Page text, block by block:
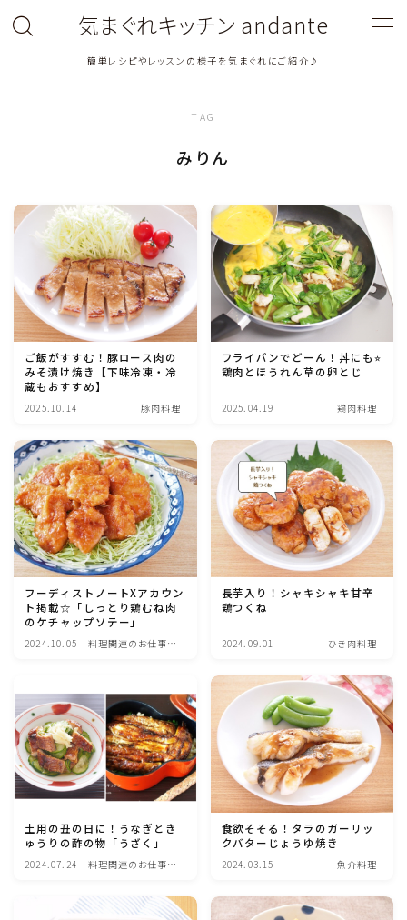
気まぐれキッチン andante
簡単レシピやレッスンの様子を気まぐれにご紹介♪
鶏肉料理
豚肉料理
牛肉料理
ひき肉料理
卵料理
野菜料理(ブロッコリー・カリフラワー・パプリカ・菜
の花・その他)
野菜料理(きゅうり・なす・トマト・ピーマン・かぼち
ゃ・ゴーヤ)
野菜料理(キャベツ・白菜・ほうれん草・レタス・小松
野菜料理(ズッキーニ・コーン・いんげん・そら豆・え
んどう・オクラ)
野菜料理(玉ねぎ・ねぎ・アボカド・青梗菜・セロリ・
アスパラガス)
TAG
みりん
ご飯がすすむ！豚ロース肉の
みそ漬け焼き【下味冷凍・冷
蔵もおすすめ】
2025.10.14 豚肉料理
フライパンでどーん！丼にも⭐︎
鶏肉とほうれん草の卵とじ
2025.04.19 鶏肉料理
フーディストノートXアカウン
ト掲載☆「しっとり鶏むね肉
のケチャップソテー」
2024.10.05
料理関連のお仕事・
長芋入り！シャキシャキ甘辛
鶏つくね
2024.09.01 ひき肉料理
土用の丑の日に！うなぎとき
ゅうりの酢の物「うざく」
2024.07.24
料理関連のお仕事・
食欲そそる！タラのガーリッ
クバターじょうゆ焼き
2024.03.15 魚介料理